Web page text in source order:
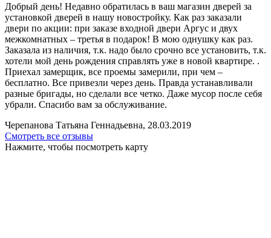
Добрый день! Недавно обратилась в ваш магазин дверей за
установкой дверей в нашу новостройку. Как раз заказали
двери по акции: при заказе входной двери Аргус и двух
межкомнатных – третья в подарок! В мою однушку как раз.
Заказала из наличия, т.к. надо было срочно все установить, т.к.
хотели мой день рождения справлять уже в новой квартире. .
Приехал замерщик, все проемы замерили, при чем –
бесплатно. Все привезли через день. Правда устанавливали
разные бригады, но сделали все четко. Даже мусор после себя
убрали. Спасибо вам за обслуживание.
Черепанова Татьяна Геннадьевна, 28.03.2019
Смотреть все отзывы
Нажмите, чтобы посмотреть карту